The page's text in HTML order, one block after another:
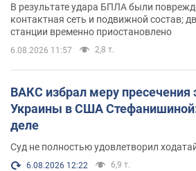
В результате удара БПЛА были
контактная сеть и подвижной состав;
станции временно приостановлено
6.08.2026 11:57 2,8 т.
ВАКС избрал меру пресечения
Украины в США Стефанишиной:
деле
Суд не полностью удовлетворил
6.08.2026 12:22 6,9 т.